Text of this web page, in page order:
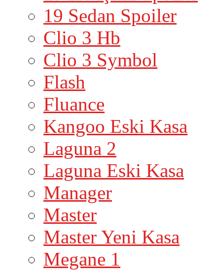
19 Sedan Spoiler
Clio 3 Hb
Clio 3 Symbol
Flash
Fluance
Kangoo Eski Kasa
Laguna 2
Laguna Eski Kasa
Manager
Master
Master Yeni Kasa
Megane 1